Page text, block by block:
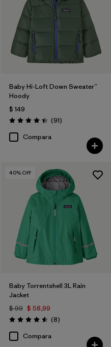
Baby Hi-Loft Down Sweater™
Hoody
$ 149
Valoración: 4.4 / 5
(91Comentarios
)
Compara
40% Off
Baby Torrentshell 3L Rain
Jacket
$ 99 $ 58,99
Valoración: 4.6 / 5
(8Comentarios
)
Compara